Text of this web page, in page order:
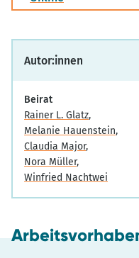
Autor:innen
Beirat
Rainer L. Glatz
Melanie Hauenstein
Claudia Major
Nora Müller
Winfried Nachtwei